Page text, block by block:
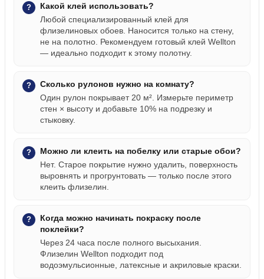
Какой клей использовать?
Любой специализированный клей для
флизелиновых обоев. Наносится только на стену,
не на полотно. Рекомендуем готовый клей Wellton
— идеально подходит к этому полотну.
Сколько рулонов нужно на комнату?
Один рулон покрывает 20 м². Измерьте периметр
стен × высоту и добавьте 10% на подрезку и
стыковку.
Можно ли клеить на побелку или старые обои?
Нет. Старое покрытие нужно удалить, поверхность
выровнять и прогрунтовать — только после этого
клеить флизелин.
Когда можно начинать покраску после
поклейки?
Через 24 часа после полного высыхания.
Флизелин Wellton подходит под
водоэмульсионные, латексные и акриловые краски.